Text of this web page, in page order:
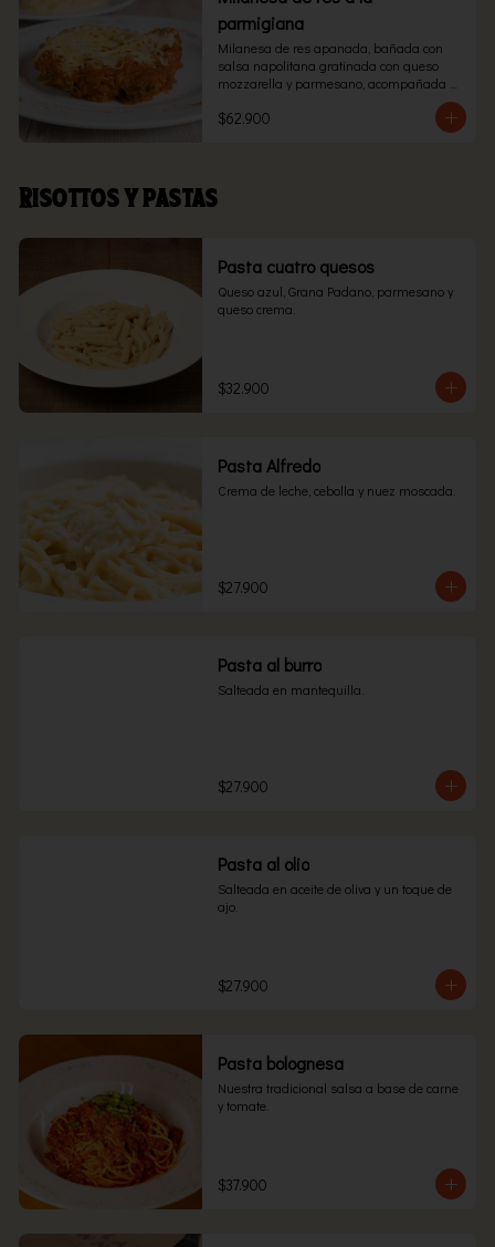
parmigiana
Milanesa de res apanada, bañada con
salsa napolitana gratinada con queso
mozzarella y parmesano, acompañada
$62.900
Risottos y pastas
Pasta cuatro quesos
Queso azul, Grana Padano, parmesano y
queso crema.
$32.900
Pasta Alfredo
Crema de leche, cebolla y nuez moscada.
$27.900
Pasta al burro
Salteada en mantequilla.
$27.900
Pasta al olio
Salteada en aceite de oliva y un toque de
ajo.
$27.900
Pasta bolognesa
Nuestra tradicional salsa a base de carne
y tomate.
$37.900